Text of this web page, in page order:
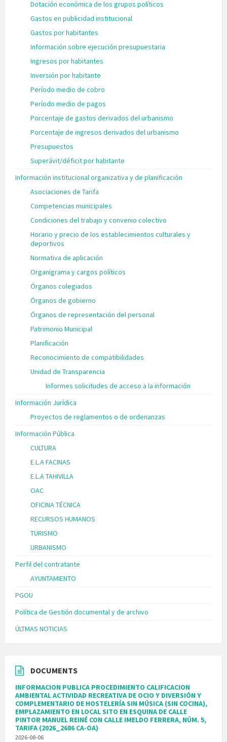
Dotación económica de los grupos políticos
Gastos en publicidad institucional
Gastos por habitantes
Información sobre ejecución presupuestaria
Ingresos por habitantes
Inversión por habitante
Período medio de cobro
Período medio de pagos
Porcentaje de gastos derivados del urbanismo
Porcentaje de ingresos derivados del urbanismo
Presupuestos
Superávit/déficit por habitante
Información institucional organizativa y de planificación
Asociaciones de Tarifa
Competencias municipales
Condiciones del trabajo y convenio colectivo
Horario y precio de los establecimientos culturales y
deportivos
Normativa de aplicación
Organigrama y cargos políticos
Órganos colegiados
Órganos de gobierno
Órganos de representación del personal
Patrimonio Municipal
Planificación
Reconocimiento de compatibilidades
Unidad de Transparencia
Informes solicitudes de acceso a la información
Información Jurídica
Proyectos de reglamentos o de ordenanzas
Información Pública
CULTURA
E.L.A FACINAS
E.L.A TAHIVILLA
OAC
OFICINA TÉCNICA
RECURSOS HUMANOS
TURISMO
URBANISMO
Perfil del contratante
AYUNTAMIENTO
PGOU
Política de Gestión documental y de archivo
ÚLTMAS NOTICIAS
DOCUMENTS
INFORMACION PUBLICA PROCEDIMIENTO CALIFICACION
AMBIENTAL ACTIVIDAD RECREATIVA DE OCIO Y DIVERSIÓN Y
COMPLEMENTARIO DE HOSTELERÍA SIN MÚSICA (SIN COCINA),
EMPLAZAMIENTO EN LOCAL SITO EN ESQUINA DE CALLE
PINTOR MANUEL REINÉ CON CALLE IMELDO FERRERA, NÚM. 5,
TARIFA (2026_2686 CA-OA)
2026-08-06